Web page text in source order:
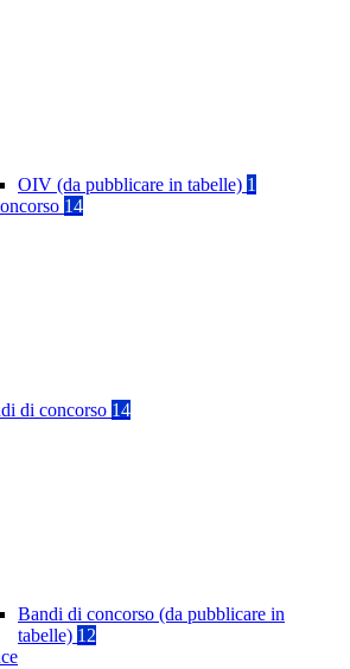
OIV (da pubblicare in tabelle) 1
14
di concorso 14
Bandi di concorso (da pubblicare in
tabelle) 12